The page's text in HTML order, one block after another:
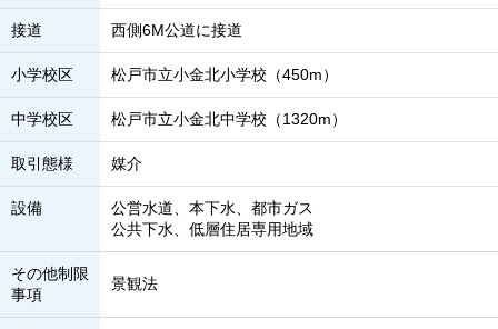
接道 西側6M公道に接道
小学校区 松戸市立小金北小学校（450m）
中学校区 松戸市立小金北中学校（1320m）
取引態様 媒介
設備
公営水道、本下水、都市ガス
公共下水、低層住居専用地域
その他制限
事項
景観法